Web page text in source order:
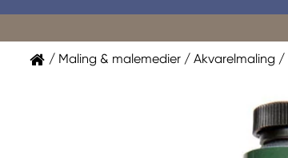
Maling & malemedier Akvarelmaling